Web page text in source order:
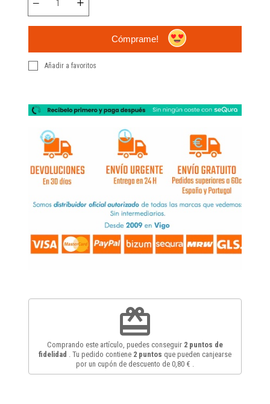
Cómprame!
Añadir a favoritos
redeem
Comprando este artículo, puedes conseguir 2 puntos de
fidelidad
. Tu pedido contiene 2 puntos que pueden canjearse
por un cupón de descuento de 0,80 €